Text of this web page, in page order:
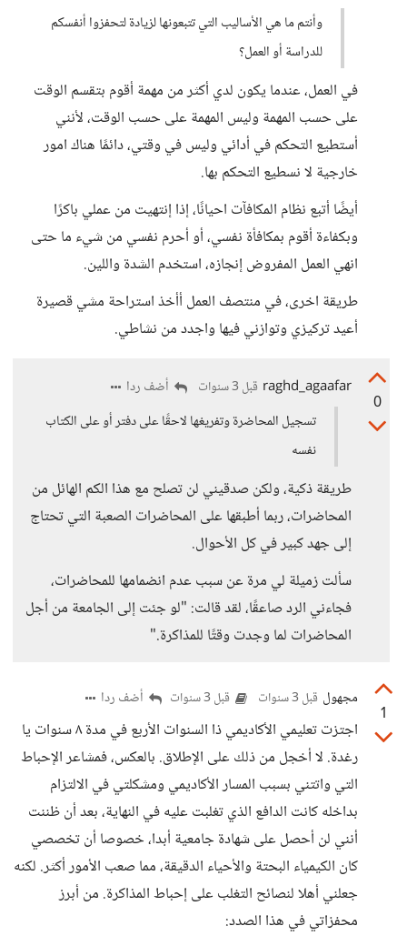
وأنتم ما هي الأساليب التي تتبعونها لزيادة لتحفزوا أنفسكم
للدراسة أو العمل؟
في العمل، عندما يكون لدي أكثر من مهمة أقوم بتقسم الوقت
على حسب المهمة وليس المهمة على حسب الوقت، لأنني
أستطيع التحكم في أدائي وليس في وقتي، دائمًا هناك امور
خارجية لا نسطيع التحكم بها.
أيضًا أتبع نظام المكافآت احيانًا، إذا إنتهيت من عملي باكرًا
وبكفاءة أقوم بمكافأة نفسي، أو أحرم نفسي من شيء ما حتى
انهي العمل المفروض إنجازه، استخدم الشدة واللين.
طريقة اخرى، في منتصف العمل أأخذ استراحة مشي قصيرة
أعيد تركيزي وتوازني فيها واجدد من نشاطي.
0
raghd_agaafar قبل 3 سنوات
أضف ردا
تسجيل المحاضرة وتفريغها لاحقًا على دفتر أو على الكتاب
نفسه
طريقة ذكية، ولكن صدقيني لن تصلح مع هذا الكم الهائل من
المحاضرات، ربما أطبقها على المحاضرات الصعبة التي تحتاج
إلى جهد كبير في كل الأحوال.
سألت زميلة لي مرة عن سبب عدم انضمامها للمحاضرات،
فجاءني الرد صاعقًا، لقد قالت: "لو جئت إلى الجامعة من أجل
المحاضرات لما وجدت وقتًا للمذاكرة."
1
مجهول قبل 3 سنوات قبل 3 سنوات أضف ردا
اجتزت تعليمي الأكاديمي ذا السنوات الأربع في مدة ٨ سنوات يا
رغدة. لا أخجل من ذلك على الإطلاق. بالعكس، فمشاعر الإحباط
التي واتتني بسبب المسار الأكاديمي ومشكلتي في الالتزام
بداخله كانت الدافع الذي تغلبت عليه في النهاية، بعد أن ظننت
أنني لن أحصل على شهادة جامعية أبدا، خصوصا أن تخصصي
كان الكيمياء البحتة والأحياء الدقيقة، مما صعب الأمور أكثر. لكنه
جعلني أهلا لنصائح التغلب على إحباط المذاكرة. من أبرز
محفزاتي في هذا الصدد: